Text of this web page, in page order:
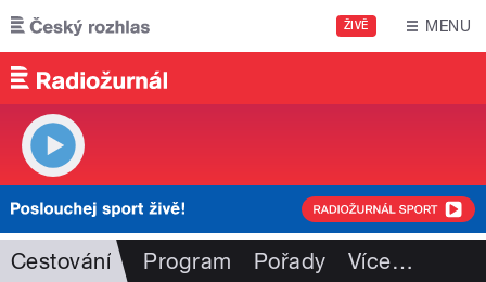
Přejít k hlavnímu obsahu
ŽIVĚ MENU
Cestování Program Pořady Více…